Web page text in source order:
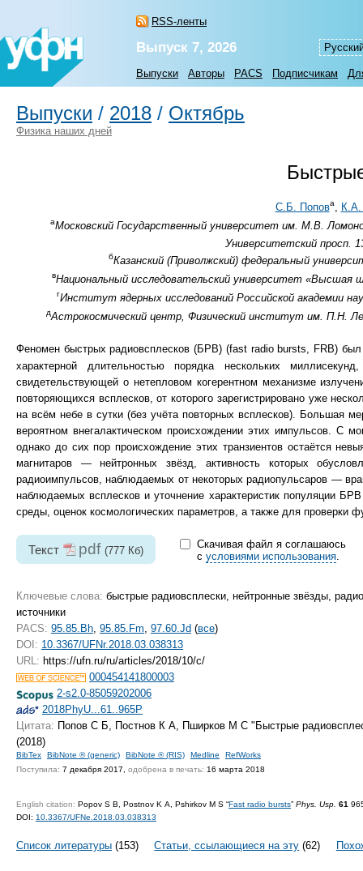
RSS-ленты
Выпуск 7, 2026
Выпуски Авторы PACS Подписчикам
Выпуски / 2018 / Октябрь
Физика наших дней
С.Б. Попова, К.А.
аМосковский Государственный университет им. М.В.
Университетский просп.
бКазанский (Приволжский) федеральный
вНациональный исследовательский университет «Высшая
гИнститут ядерных исследований Российской академии
дАстрокосмический центр, Физический институт им. П.Н.
Феномен быстрых радиовсплесков (БРВ) (fast radio bursts, FRB)
характерной длительностью порядка нескольких
свидетельствующей о нетепловом когерентном механизме
повторяющихся всплесков, от которого зарегистрировано уже
на всём небе в сутки (без учёта повторных всплесков). Большая
вероятном внегалактическом происхождении этих импульсов. С
однако до сих пор происхождение этих транзиентов остаётся
магнитаров — нейтронных звёзд, активность которых
радиоимпульсов, наблюдаемых от некоторых радиопульсаров —
наблюдаемых всплесков и уточнение характеристик популяции
среды, оценок космологических параметров, а также для проверки
Текст pdf (777 Кб)
Скачивая файл я соглашаюсь
с условиями использования.
Ключевые слова: быстрые радиовсплески, нейтронные звёзды,
источники
PACS: 95.85.Bh 95.85.Fm 97.60.Jd (все)
DOI: 10.3367/UFNr.2018.03.038313
URL: https://ufn.ru/ru/articles/2018/10/c/
000454141800003
2-s2.0-85059202006
2018PhyU...61..965P
Цитата: Попов С Б, Постнов К А, Пширков М С "Быстрые
(2018)
BibTex BibNote ® (generic) BibNote ® (RIS) Medline
RefWorks
Поступила: 7 декабря 2017, одобрена в печать: 16 марта 2018
English citation: Popov S B, Postnov K A, Pshirkov M S “Fast radio bursts” Phys. Usp. 61
DOI: 10.3367/UFNe.2018.03.038313
Список литературы (153) Статьи, ссылающиеся на эту (62)